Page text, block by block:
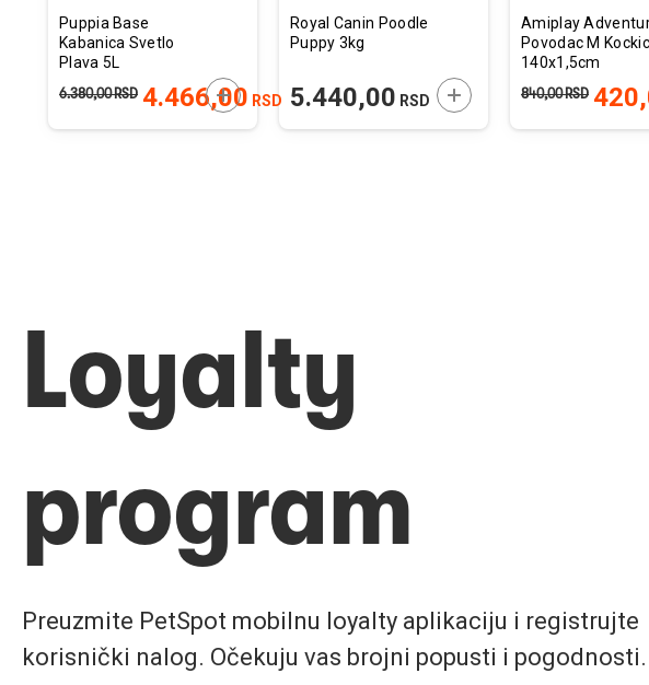
U KORPU
Puppia Base
Kabanica Svetlo
Plava 5L
4.466,00 RSD
6.380,00RSD DODAJTE U KORPU
Royal Canin Poodle
Puppy 3kg
5.440,00 RSD DODAJTE U KORPU
Amiplay
Povodac M
140x1,5cm
840,00RSD
Loyalty
program
Preuzmite PetSpot mobilnu loyalty aplikaciju i registrujte
korisnički nalog. Očekuju vas brojni popusti i pogodnosti.